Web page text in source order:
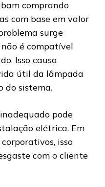
comprando
com base em valor
surge
é compatível
Isso causa
útil da lâmpada
do sistema.
pode
elétrica. Em
isso
com o cliente